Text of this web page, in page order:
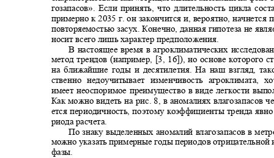
гозапасов». Если принять, что длительность цикла
примерно к 2035 г. он закончится и, вероятно,
повторяемостью засух. Конечно, данная гипотеза не
носит всего лишь характер предположения.
В настоящее время в агроклиматических
метод трендов (например, [3, 16]), но основе которого
на ближайшие годы и десятилетия. На наш взгляд,
ственно недоучитывает изменчивость
имеет неоспоримое преимущество в виде легкости
Как можно видеть на рис. 8, в аномалиях влагозапасов
ется периодичность, поэтому коэффициенты тренда
риода расчета.
По знаку выделенных аномалий влагозапасов в
можно указать примерные годы периодов
фазы.